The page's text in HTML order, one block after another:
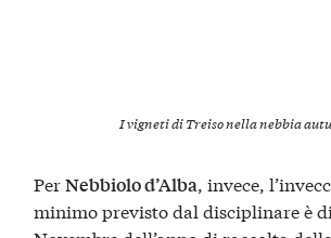
I vigneti di Treiso nella nebbia
PerNebbiolo d’Alba, invece,
minimo previsto dal disciplinare è di